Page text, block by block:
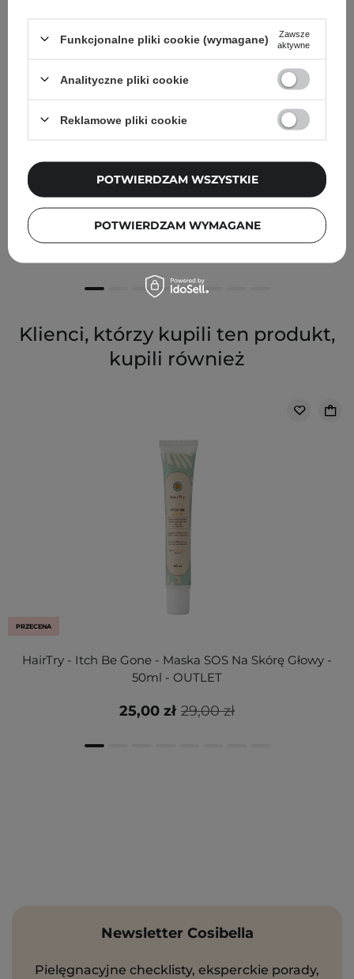
SkinTra - Light Cuddle - Lekki balsam barierowy do ciała
Klienci, którzy kupili ten produkt,
kupili również
PRZECENA
HairTry - Itch Be Gone - Maska SOS Na Skórę Głowy -
50ml - OUTLET
29,00 zł
25,00 zł
Newsletter Cosibella
Pielęgnacyjne checklisty, eksperckie porady,
Funkcjonalne pliki cookie (wymagane)
Zawsze
aktywne
Analityczne pliki cookie
Reklamowe pliki cookie
POTWIERDZAM WYMAGANE
POTWIERDZAM WSZYSTKIE